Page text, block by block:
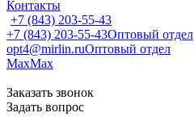
Контакты
+7 (843) 203-55-43
+7 (843) 203-55-43Оптовый отдел
opt4@mirlin.ruОптовый отдел
MaxMax
Заказать звонок
Задать вопрос